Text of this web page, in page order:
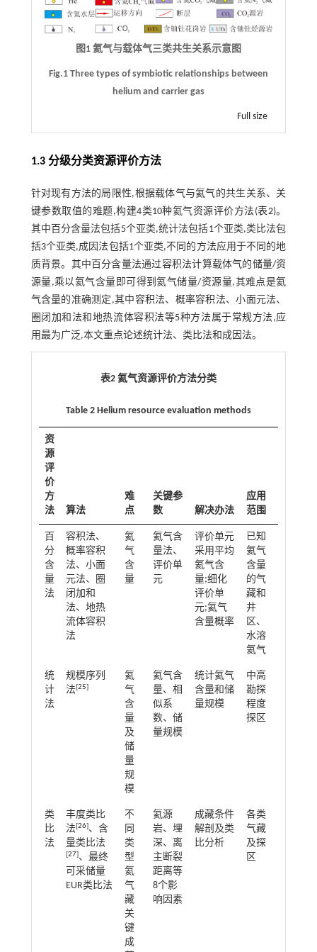
图1 氦气与载体气三类共生关系示意图
Fig.1 Three types of symbiotic relationships between
helium and carrier gas
Full size
1.3 分级分类资源评价方法
针对现有方法的局限性,根据载体气与氦气的共生关系、关
键参数取值的难题,构建4类10种氦气资源评价方法(表2)。
其中百分含量法包括5个亚类,统计法包括1个亚类,类比法包
括3个亚类,成因法包括1个亚类,不同的方法应用于不同的地
质背景。其中百分含量法通过容积法计算载体气的储量/资
源量,乘以氦气含量即可得到氦气储量/资源量,其难点是氦
气含量的准确测定,其中容积法、概率容积法、小面元法、
圈闭加和法和地热流体容积法等5种方法属于常规方法,应
用最为广泛,本文重点论述统计法、类比法和成因法。
表2 氦气资源评价方法分类
Table 2 Helium resource evaluation methods
资
源
评
价
方
法
算法
难
点
关键参
数
解决办法
应用
范围
百
分
含
量
法
容积法、
概率容积
法、小面
元法、圈
闭加和
法、地热
流体容积
法
氦
气
含
量
氦气含
量法、
评价单
元
评价单元
采用平均
氦气含
量;细化
评价单
元;氦气
含量概率
已知
氦气
含量
的气
藏和
井
区、
水溶
氦气
统
计
法
规模序列
法[25]
氦
气
含
量
及
储
量
规
模
氦气含
量、相
似系
数、储
量规模
统计氦气
含量和储
量规模
中高
勘探
程度
探区
类
比
法
丰度类比
法[26]、含
量类比法
[27]、最终
可采储量
EUR类比法
不
同
类
型
氦
气
藏
关
键
成
氦源
岩、埋
深、离
主断裂
距离等
8个影
响因素
成藏条件
解剖及类
比分析
各类
气藏
及探
区